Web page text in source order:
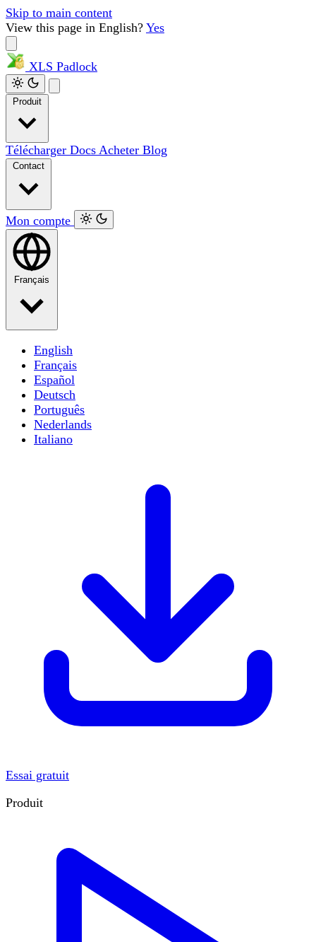
Skip to main content
View this page in English? Yes
XLS Padlock
Télécharger Docs Acheter Blog
Mon compte
Français
English
Français
Español
Deutsch
Português
Nederlands
Italiano
Essai gratuit
Produit